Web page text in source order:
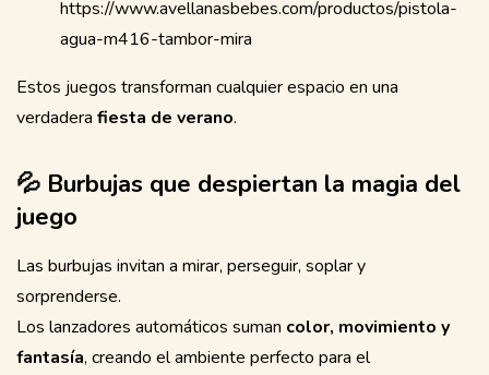
https://www.avellanasbebes.com/productos/pistola-
agua-m416-tambor-mira
Estos juegos transforman cualquier espacio en una
verdadera fiesta de verano.
💦 Burbujas que despiertan la magia del
juego
Las burbujas invitan a mirar, perseguir, soplar y
sorprenderse.
Los lanzadores automáticos suman color, movimiento y
fantasía, creando el ambiente perfecto para el